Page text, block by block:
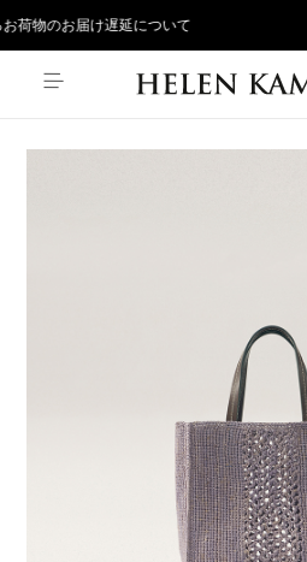
物のお届け遅延について